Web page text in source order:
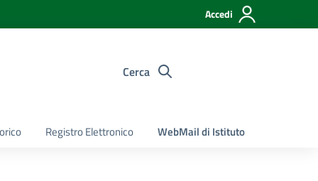
Accedi
Cerca
Registro Elettronico WebMail di Istituto